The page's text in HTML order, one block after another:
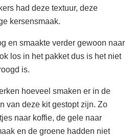
had deze textuur, deze
kersensmaak.
en smaakte verder gewoon naar
los in het pakket dus is het niet
is.
hoeveel smaken er in de
van deze kit gestopt zijn. Zo
naar koffie, de gele naar
en de groene hadden niet